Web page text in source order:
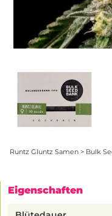
Runtz Gluntz Samen > Bulk
Eigenschaften